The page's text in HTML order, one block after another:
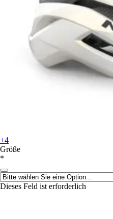
+4
Größe
*
Dieses Feld ist erforderlich